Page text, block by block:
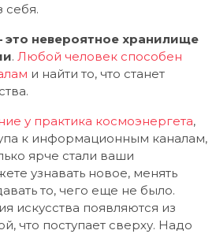
себя.
это невероятное хранилище
. Любой человек способен
и найти то, что станет
у практика космоэнергета,
к информационным каналам,
ярче стали ваши
узнавать новое, менять
то, чего еще не было.
искусства появляются из
что поступает сверху. Надо